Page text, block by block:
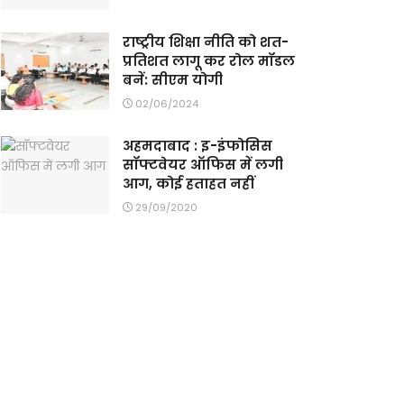
राष्ट्रीय शिक्षा नीति को शत-
प्रतिशत लागू कर रोल मॉडल
बनें: सीएम योगी
02/06/2024
अहमदाबाद : इ-इंफोसिस
सॉफ्टवेयर ऑफिस में लगी
आग, कोई हताहत नहीं
29/09/2020